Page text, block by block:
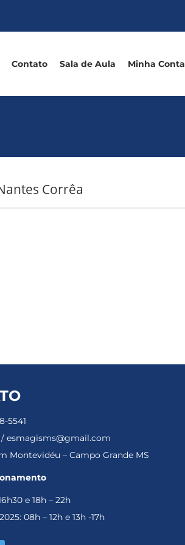
Contato Sala de Aula Minha Conta
Corrêa
5541
esmagisms@gmail.com
Montevidéu – Campo Grande MS
e 18h – 22h
08h – 12h e 13h -17h